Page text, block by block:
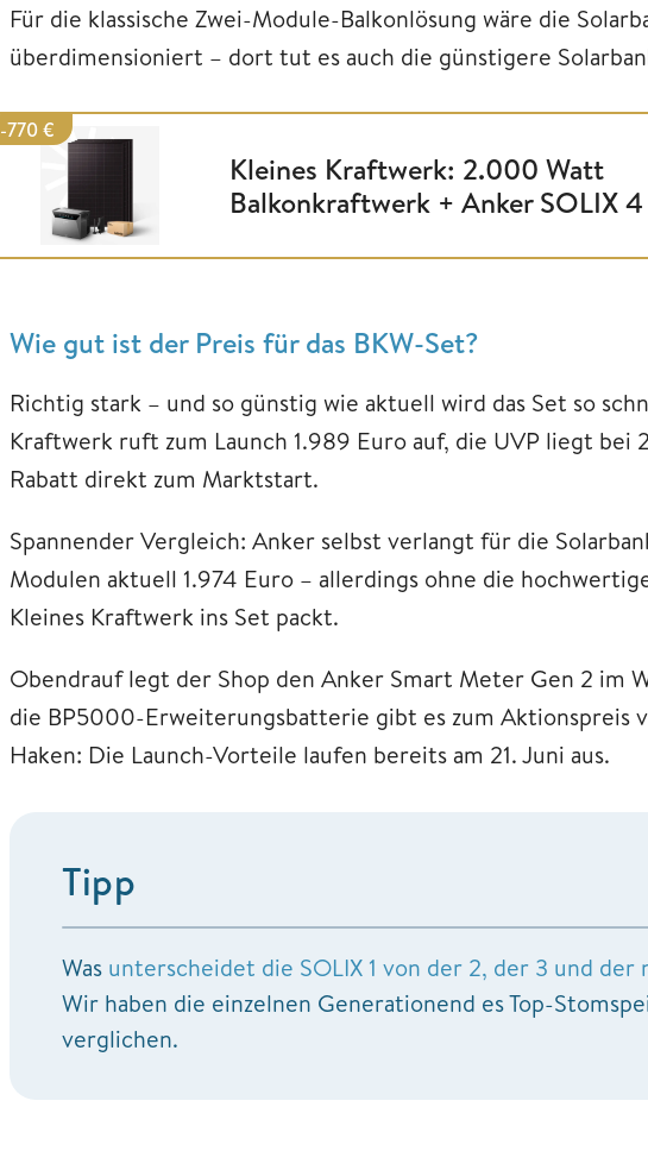
Für die klassische Zwei-Module-Balkonlösung wäre die
überdimensioniert – dort tut es auch die günstigere
-770 €
Kleines Kraftwerk: 2.000 Watt
Balkonkraftwerk + Anker SOLIX 4
Wie gut ist der Preis für das BKW-Set?
Richtig stark – und so günstig wie aktuell wird das Set so
Kraftwerk ruft zum Launch 1.989 Euro auf, die UVP liegt
Rabatt direkt zum Marktstart.
Spannender Vergleich: Anker selbst verlangt für die
Modulen aktuell 1.974 Euro – allerdings ohne die
Kleines Kraftwerk ins Set packt.
Obendrauf legt der Shop den Anker Smart Meter Gen 2 im
die BP5000-Erweiterungsbatterie gibt es zum Aktionspreis
Haken: Die Launch-Vorteile laufen bereits am 21. Juni aus.
Tipp
Was unterscheidet die SOLIX 1 von der 2, der 3 und der
Wir haben die einzelnen Generationend es Top-
verglichen.